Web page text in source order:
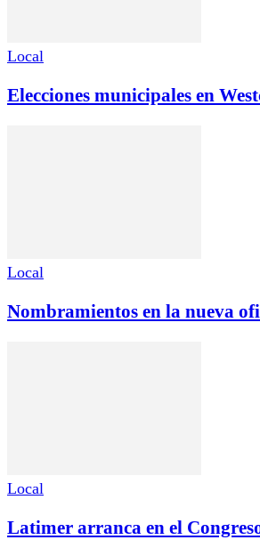
Local
Elecciones municipales en
Local
Nombramientos en la nueva
Local
Latimer arranca en el